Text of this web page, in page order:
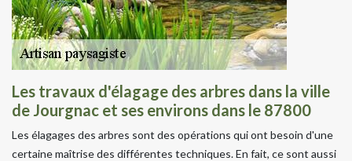
Les travaux d'élagage des arbres dans la ville
de Jourgnac et ses environs dans le 87800
Les élagages des arbres sont des opérations qui ont besoin d'une
certaine maîtrise des différentes techniques. En fait, ce sont aussi